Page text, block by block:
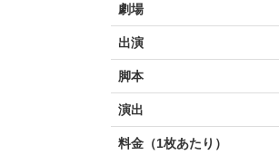
劇場
出演
脚本
演出
料金（1枚あたり）